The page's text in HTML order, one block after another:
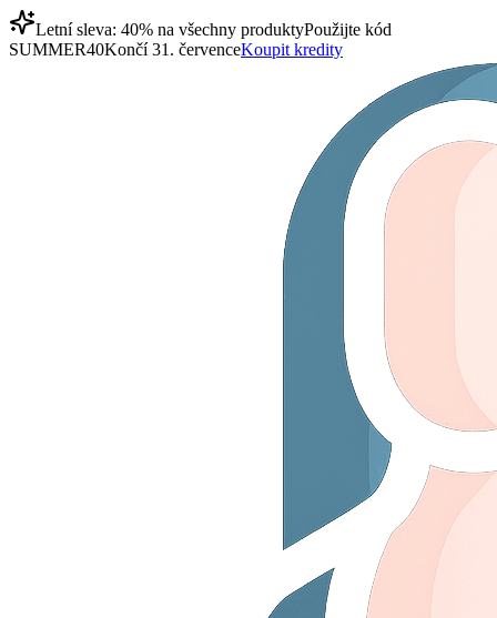
Letní sleva: 40% na všechny produktyPoužijte kód
SUMMER40Končí 31. červenceKoupit kredity